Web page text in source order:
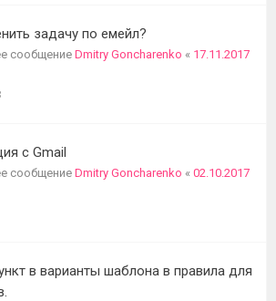
задачу по емейл?
сообщение Dmitry Goncharenko « 17.11.2017
с Gmail
сообщение Dmitry Goncharenko « 02.10.2017
в варианты шаблона в правила для